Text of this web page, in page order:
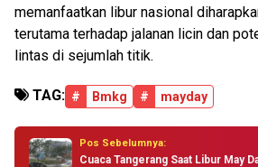
memanfaatkan libur nasional
terutama terhadap jalanan licin dan
lintas di sejumlah titik.
TAG: # Bmkg # mayday
Pos Sebelumnya:
Cuaca Tangerang Saat Libur May